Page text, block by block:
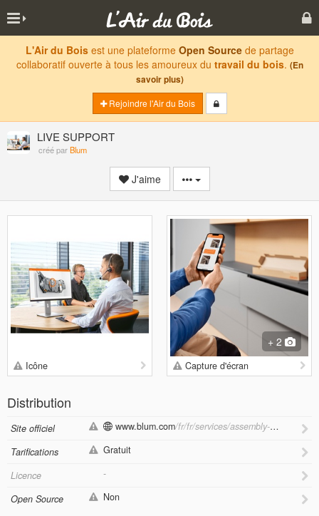
L'Air du Boisest une plateforme Open Sourcede partage
collaboratif ouverte à tous les amoureux du travail du bois. (En
savoir plus)
Rejoindre l'Air du Bois
LIVE SUPPORT
créé parBlum
J'aime
Icône
+ 2
Capture d'écran
Distribution
Site officiel www.blum.com/fr/fr/services/assembly-adjustment/live-support-app/
Tarifications
Gratuit
Licence
-
Open Source
Non